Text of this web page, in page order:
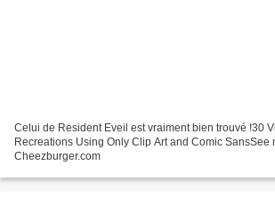
Celui de Resident Eveil est vraiment bien trouvé !30
Recreations Using Only Clip Art and Comic SansSee
Cheezburger.com